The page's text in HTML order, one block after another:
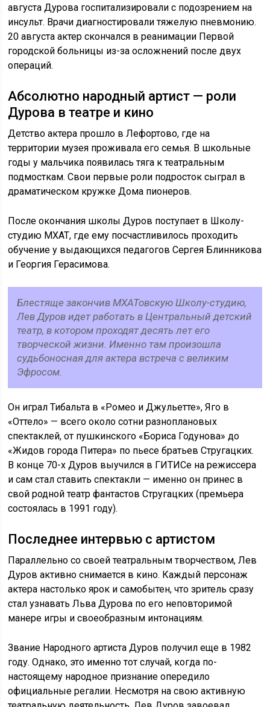
августа Дурова госпитализировали с подозрением на
инсульт. Врачи диагностировали тяжелую пневмонию.
20 августа актер скончался в реанимации Первой
городской больницы из-за осложнений после двух
операций.
Абсолютно народный артист — роли
Дурова в театре и кино
Детство актера прошло в Лефортово, где на
территории музея проживала его семья. В школьные
годы у мальчика появилась тяга к театральным
подмосткам. Свои первые роли подросток сыграл в
драматическом кружке Дома пионеров.
После окончания школы Дуров поступает в Школу-
студию МХАТ, где ему посчастливилось проходить
обучение у выдающихся педагогов Сергея Блинникова
и Георгия Герасимова.
Блестяще закончив МХАТовскую Школу-студию,
Лев Дуров идет работать в Центральный детский
театр, в котором проходят десять лет его
творческой жизни. Именно там произошла
судьбоносная для актера встреча с великим
Эфросом.
Он играл Тибальта в «Ромео и Джульетте», Яго в
«Оттело» — всего около сотни разноплановых
спектаклей, от пушкинского «Бориса Годунова» до
«Жидов города Питера» по пьесе братьев Стругацких.
В конце 70-х Дуров выучился в ГИТИСе на режиссера
и сам стал ставить спектакли — именно он принес в
свой родной театр фантастов Стругацких (премьера
состоялась в 1991 году).
Последнее интервью с артистом
Параллельно со своей театральным творчеством, Лев
Дуров активно снимается в кино. Каждый персонаж
актера настолько ярок и самобытен, что зритель сразу
стал узнавать Льва Дурова по его неповторимой
манере игры и своеобразным интонациям.
Звание Народного артиста Дуров получил еще в 1982
году. Однако, это именно тот случай, когда по-
настоящему народное признание опередило
официальные регалии. Несмотря на свою активную